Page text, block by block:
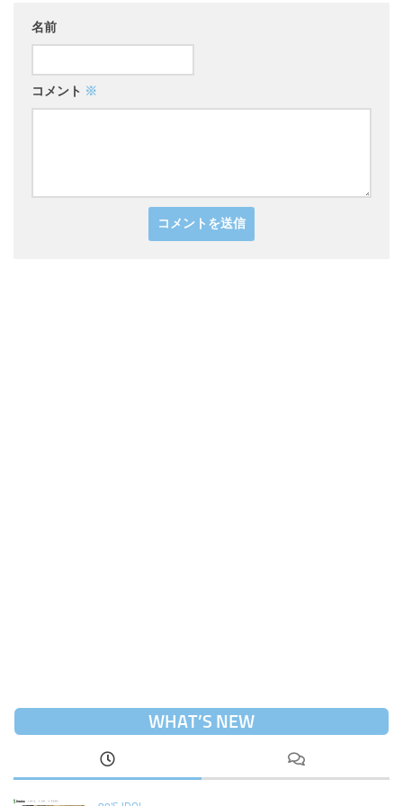
名前
コメント ※
WHAT’S NEW